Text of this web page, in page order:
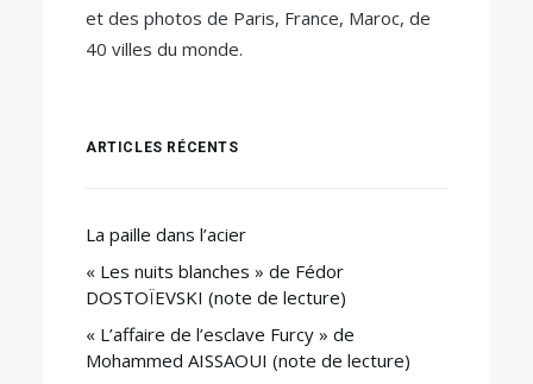
et des photos de Paris, France, Maroc, de
40 villes du monde.
ARTICLES RÉCENTS
La paille dans l’acier
« Les nuits blanches » de Fédor
DOSTOÏEVSKI (note de lecture)
« L’affaire de l’esclave Furcy » de
Mohammed AISSAOUI (note de lecture)